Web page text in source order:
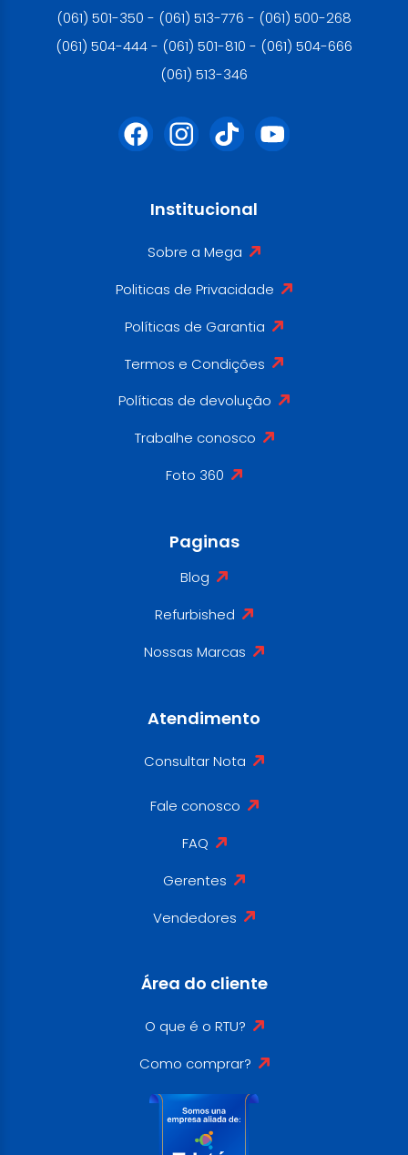
(061) 501-350 - (061) 513-776 - (061) 500-268
(061) 504-444 - (061) 501-810 - (061) 504-666
(061) 513-346
Institucional
Sobre a Mega
Politicas de Privacidade
Políticas de Garantia
Termos e Condições
Políticas de devolução
Trabalhe conosco
Foto 360
Paginas
Blog
Refurbished
Nossas Marcas
Atendimento
Consultar Nota
Fale conosco
FAQ
Gerentes
Vendedores
Área do cliente
O que é o RTU?
Como comprar?